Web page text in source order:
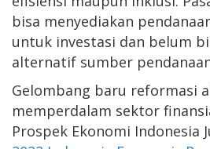
bisa menyediakan
untuk investasi dan belum
alternatif sumber
Gelombang baru reformasi
memperdalam sektor
Prospek Ekonomi Indonesia